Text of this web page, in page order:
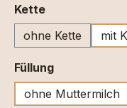
Ketteauswählen
ohne Kette
mit
Füllungauswählen
ohne Muttermilch